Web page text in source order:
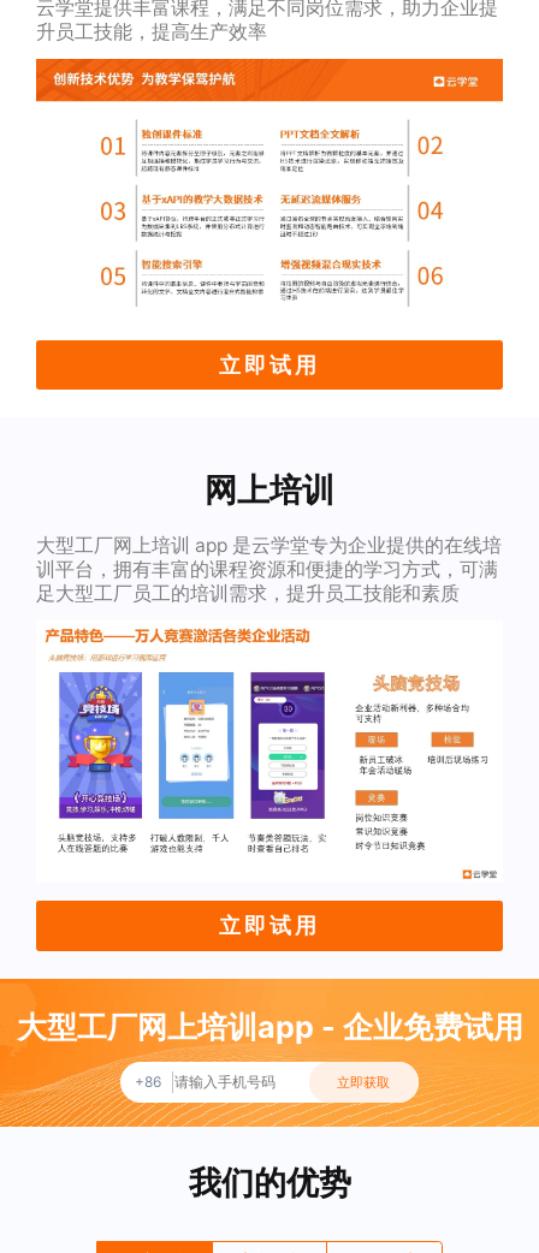
云学堂提供丰富课程，满足不同岗位需求，助力企业提
升员工技能，提高生产效率
立即试用
网上培训
大型工厂网上培训 app 是云学堂专为企业提供的在线培
训平台，拥有丰富的课程资源和便捷的学习方式，可满
足大型工厂员工的培训需求，提升员工技能和素质
立即试用
大型工厂网上培训app - 企业免费试用
+86 立即获取
我们的优势